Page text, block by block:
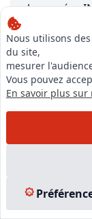
le numéro
Nous utilisons
du site,
mesurer
Vous pouvez
En savoir plus
Notre équipe
du financement